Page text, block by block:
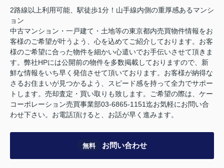
2路線以上利用可能、駅徒歩1分！山手線内側の重厚感あるマンシ
ョン
中古マンション・一戸建て・土地等の東京都内売買物件情報をお
客様のご希望が叶うよう、心を込めてご紹介しております。お客
様のご希望に合った物件を細かい心遣いでお手伝いさせて頂きま
す。弊社HPには公開前の物件を多数掲載しておりますので、新
鮮な情報をいち早く発信させて頂いております。お客様が納得な
さるお住まいが見つかるよう、スピード感を持って全力でサポー
トします。売却査定・買い取りも致します。ご希望の際は、ケー
コーポレーション売買事業部03-6865-1151迄お気軽にお問い合
わせ下さい。お電話頂けると、お話が早く進みます。
無料 お問い合わせ